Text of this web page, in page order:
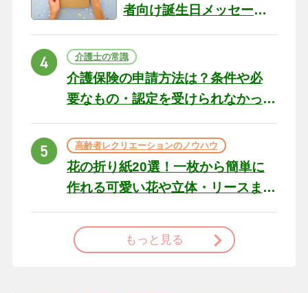
者向け誕生日メッセージ
の例文と書き方のポイン
ト
介護士の常識
介護保険の申請方法は？条件や必
要なもの・認定を受けられなかっ
た場合の対処法
高齢者レクリエーションのノウハウ
花の折り紙20選！一枚から簡単に
作れる可愛い花や立体・リースま
で
もっと見る